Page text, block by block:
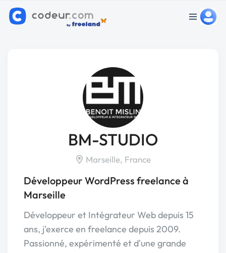
BM-STUDIO
Marseille, France
Développeur WordPress freelance à
Marseille
Développeur et Intégrateur Web depuis 15
ans, j'exerce en freelance depuis 2009.
Passionné, expérimenté et d'une grande